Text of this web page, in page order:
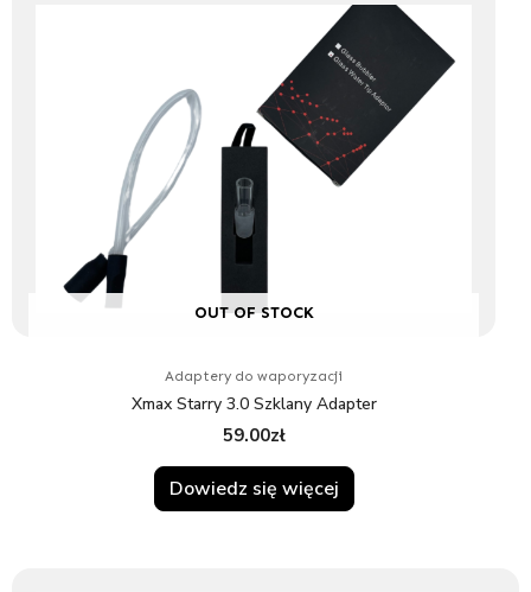
OUT OF STOCK
Adaptery do waporyzacji
Xmax Starry 3.0 Szklany Adapter
59.00zł
Dowiedz się więcej